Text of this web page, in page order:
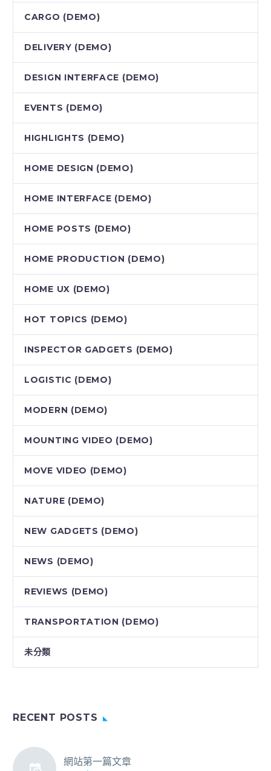
CARGO (DEMO)
DELIVERY (DEMO)
DESIGN INTERFACE (DEMO)
EVENTS (DEMO)
HIGHLIGHTS (DEMO)
HOME DESIGN (DEMO)
HOME INTERFACE (DEMO)
HOME POSTS (DEMO)
HOME PRODUCTION (DEMO)
HOME UX (DEMO)
HOT TOPICS (DEMO)
INSPECTOR GADGETS (DEMO)
LOGISTIC (DEMO)
MODERN (DEMO)
MOUNTING VIDEO (DEMO)
MOVE VIDEO (DEMO)
NATURE (DEMO)
NEW GADGETS (DEMO)
NEWS (DEMO)
REVIEWS (DEMO)
TRANSPORTATION (DEMO)
未分類
RECENT POSTS
網站第一篇文章